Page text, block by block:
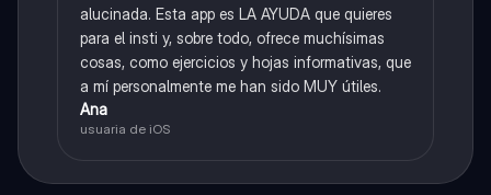
alucinada. Esta app es LA AYUDA que quieres
para el insti y, sobre todo, ofrece muchísimas
cosas, como ejercicios y hojas informativas, que
a mí personalmente me han sido MUY útiles.
Ana
usuaria de iOS